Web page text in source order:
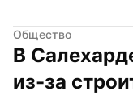
Общество
В
из-за